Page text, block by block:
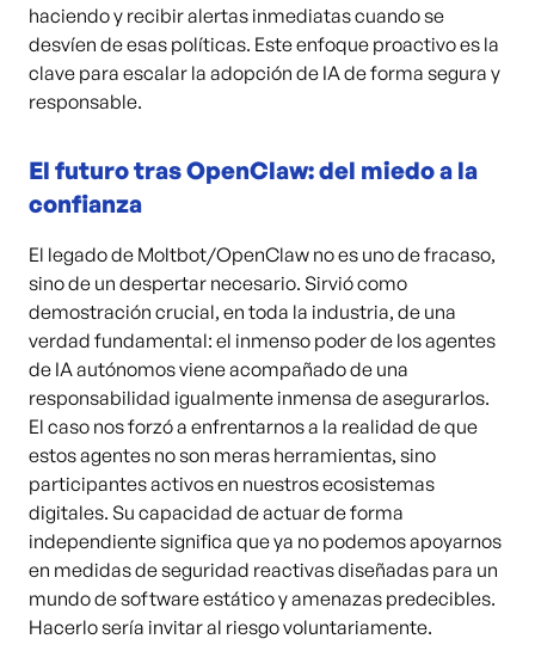
haciendo y recibir alertas inmediatas cuando se
desvíen de esas políticas. Este enfoque proactivo es la
clave para escalar la adopción de IA de forma segura y
responsable.
El futuro tras OpenClaw: del miedo a la
confianza
El legado de Moltbot/OpenClaw no es uno de fracaso,
sino de un despertar necesario. Sirvió como
demostración crucial, en toda la industria, de una
verdad fundamental: el inmenso poder de los agentes
de IA autónomos viene acompañado de una
responsabilidad igualmente inmensa de asegurarlos.
El caso nos forzó a enfrentarnos a la realidad de que
estos agentes no son meras herramientas, sino
participantes activos en nuestros ecosistemas
digitales. Su capacidad de actuar de forma
independiente significa que ya no podemos apoyarnos
en medidas de seguridad reactivas diseñadas para un
mundo de software estático y amenazas predecibles.
Hacerlo sería invitar al riesgo voluntariamente.